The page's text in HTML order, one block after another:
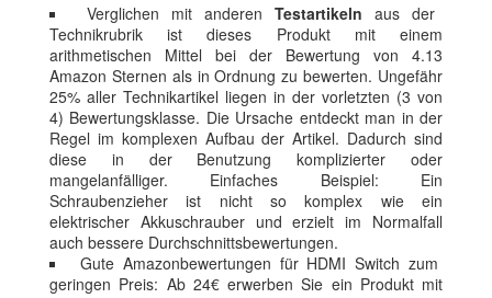
Verglichen mit anderen Testartikeln aus der
Technikrubrik ist dieses Produkt mit einem
arithmetischen Mittel bei der Bewertung von 4.13
Amazon Sternen als in Ordnung zu bewerten. Ungefähr
25% aller Technikartikel liegen in der vorletzten (3 von
4) Bewertungsklasse. Die Ursache entdeckt man in der
Regel im komplexen Aufbau der Artikel. Dadurch sind
diese in der Benutzung komplizierter oder
mangelanfälliger. Einfaches Beispiel: Ein
Schraubenzieher ist nicht so komplex wie ein
elektrischer Akkuschrauber und erzielt im Normalfall
auch bessere Durchschnittsbewertungen.
Gute Amazonbewertungen für HDMI Switch zum
geringen Preis: Ab 24€ erwerben Sie ein Produkt mit